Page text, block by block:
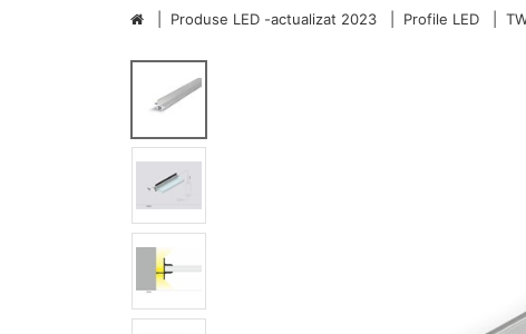
Produse LED -actualizat 2023 Profile LED